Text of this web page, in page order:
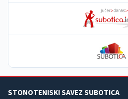
STONOTENISKI SAVEZ SUBOTICA